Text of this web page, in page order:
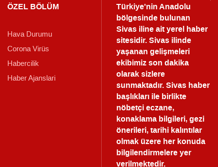
ÖZEL BÖLÜM
Hava Durumu
Corona Virüs
Habercilik
Haber Ajanslari
Türkiye'nin Anadolu
bölgesinde bulunan
Sivas iline ait yerel haber
sitesidir. Sivas ilinde
yaşanan gelişmeleri
ekibimiz son dakika
olarak sizlere
sunmaktadır.Sivas haber
başlıkları ile birlikte
nöbetçi eczane,
konaklama bilgileri, gezi
önerileri, tarihi kalıntılar
olmak üzere her konuda
bilgilendirmelere yer
verilmektedir.